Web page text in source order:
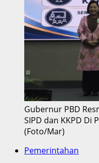
Gubernur PBD
SIPD dan KKPD Di
(Foto/Mar)
Pemerintahan